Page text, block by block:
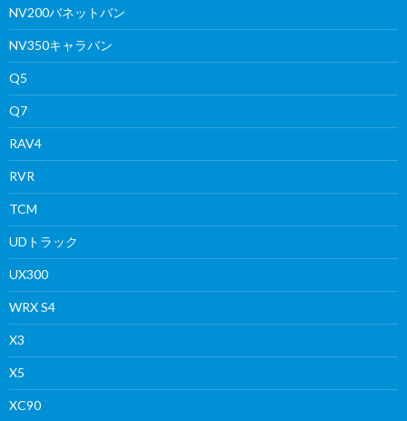
NV200バネットバン
NV350キャラバン
Q5
Q7
RAV4
RVR
TCM
UDトラック
UX300
WRX S4
X3
X5
XC90